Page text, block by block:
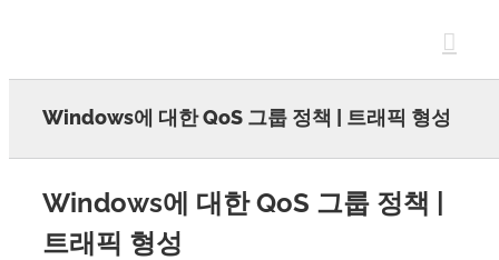
Windows에 대한 QoS 그룹 정책 | 트래픽 형성
Windows에 대한 QoS 그룹 정책 |
트래픽 형성